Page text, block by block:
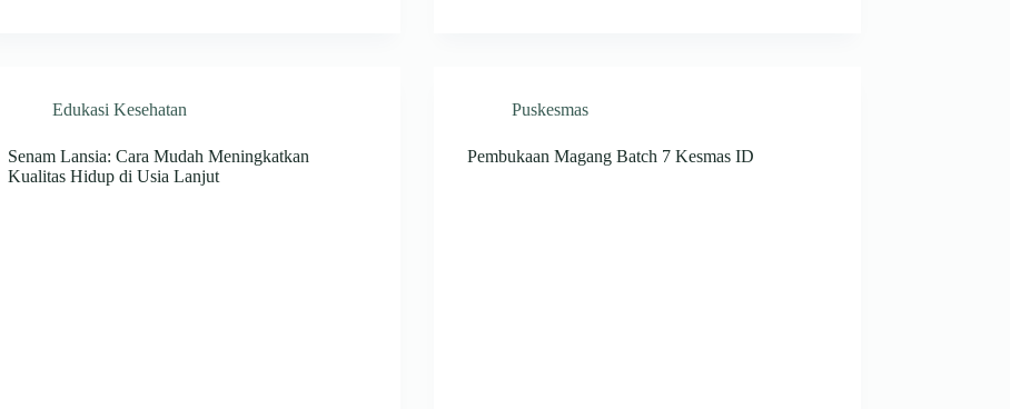
Edukasi Kesehatan
Senam Lansia: Cara Mudah Meningkatkan
Kualitas Hidup di Usia Lanjut
Puskesmas
Pembukaan Magang Batch 7 Kesmas ID